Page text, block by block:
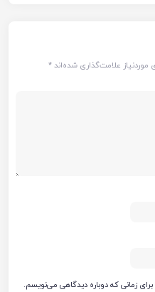
علامت‌گذاری شده‌اند*
زمانی که دوباره دیدگاهی می‌نویسم.